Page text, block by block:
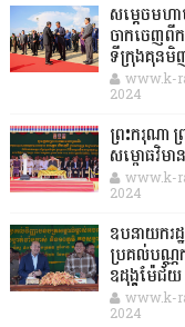
សម្តេចមហ
ចាកចេញពី
ទីក្រុងគុនមិ
www.k-
2024
ព្រះករុណា ព្
សម្ពោធវិមាន
www.k-
2024
ឧបនាយករ
ប្រគល់បណ្ណ
ឧដុង្គម៉ែជ័យ
www.k-
2024